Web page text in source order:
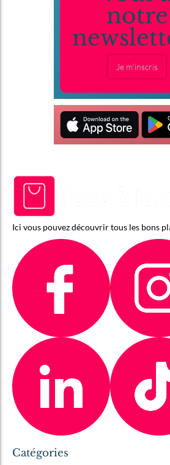
notre
Je m'inscris
Ici vous pouvez découvrir tous les bons
Catégories